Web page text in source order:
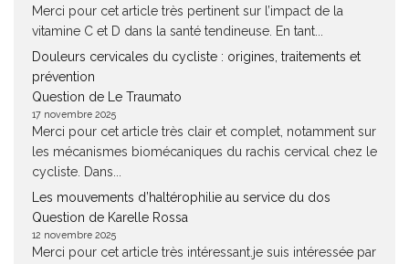
Merci pour cet article très pertinent sur l’impact de la
vitamine C et D dans la santé tendineuse. En tant...
Douleurs cervicales du cycliste : origines, traitements et
prévention
Question de Le Traumato
17 novembre 2025
Merci pour cet article très clair et complet, notamment sur
les mécanismes biomécaniques du rachis cervical chez le
cycliste. Dans...
Les mouvements d’haltérophilie au service du dos
Question de Karelle Rossa
12 novembre 2025
Merci pour cet article très intéressant.je suis intéressée par